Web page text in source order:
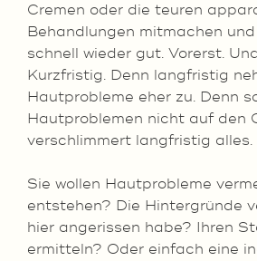
Cremen oder die teuren
Behandlungen mitmachen
schnell wieder gut. Vorerst.
Kurzfristig. Denn langfristig
Hautprobleme eher zu. Denn
Hautproblemen nicht auf den
verschlimmert langfristig alles.
Sie wollen Hautprobleme
entstehen? Die Hintergründe
hier angerissen habe? Ihren
ermitteln? Oder einfach eine